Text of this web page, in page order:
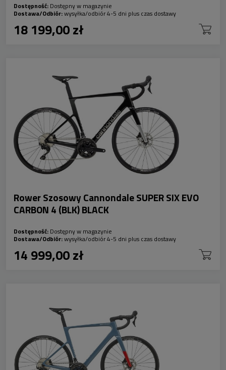
Dostępność: Dostępny w magazynie
Dostawa/Odbiór:wysyłka/odbiór 4-5 dni plus czas dostawy
18 199,00 zł
Rower Szosowy Cannondale SUPER SIX EVO
CARBON 4 (BLK) BLACK
Dostępność: Dostępny w magazynie
Dostawa/Odbiór:wysyłka/odbiór 4-5 dni plus czas dostawy
14 999,00 zł